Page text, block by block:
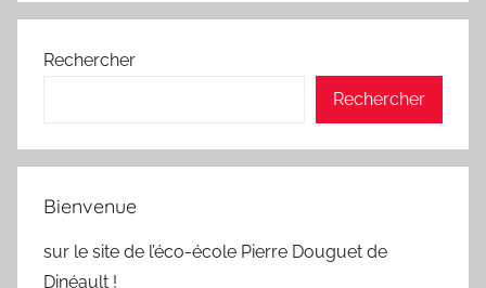
Rechercher
Rechercher
Bienvenue
sur le site de l’éco-école Pierre Douguet de
Dinéault !